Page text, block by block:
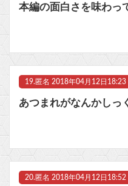
本編の面白さを味わっ
19. 匿名 2018年04月12日18:23
あつまれがなんかしっ
20. 匿名 2018年04月12日18:52